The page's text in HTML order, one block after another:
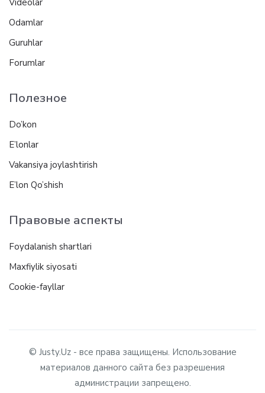
Videolar
Odamlar
Guruhlar
Forumlar
Полезное
Do’kon
E’lonlar
Vakansiya joylashtirish
E’lon Qo’shish
Правовые аспекты
Foydalanish shartlari
Maxfiylik siyosati
Cookie-fayllar
© Justy.Uz - все права защищены. Использование
материалов данного сайта без разрешения
администрации запрещено.